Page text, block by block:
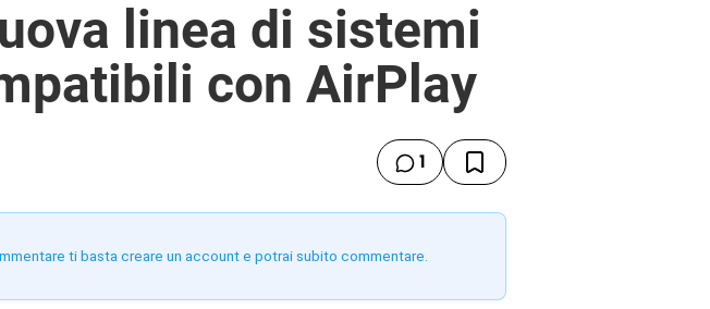
linea di sistemi
con AirPlay
1
ti basta creare un account e potrai subito commentare.